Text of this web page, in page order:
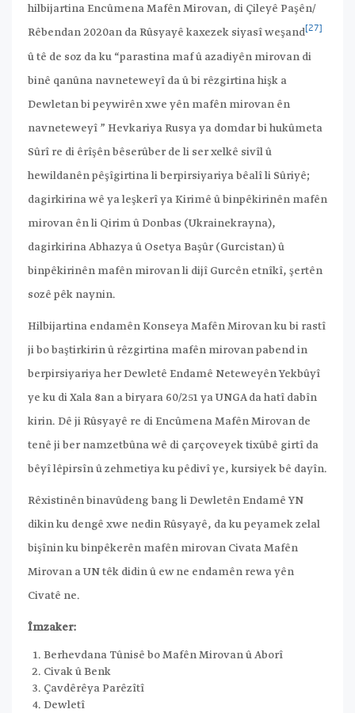
hilbijartina Encûmena Mafên Mirovan, di Çileyê Paşên/
Rêbendan 2020an da Rûsyayê kaxezek siyasî weşand[27]
û tê de soz da ku “parastina maf û azadiyên mirovan di
binê qanûna navneteweyî da û bi rêzgirtina hişk a
Dewletan bi peywirên xwe yên mafên mirovan ên
navneteweyî ” Hevkariya Rusya ya domdar bi hukûmeta
Sûrî re di êrîşên bêserûber de li ser xelkê sivîl û
hewildanên pêşîgirtina li berpirsiyariya bêalî li Sûriyê;
dagirkirina wê ya leşkerî ya Kirimê û binpêkirinên mafên
mirovan ên li Qirim û Donbas (Ukrainekrayna),
dagirkirina Abhazya û Osetya Başûr (Gurcistan) û
binpêkirinên mafên mirovan li dijî Gurcên etnîkî, şertên
sozê pêk naynin.
Hilbijartina endamên Konseya Mafên Mirovan ku bi rastî
ji bo baştirkirin û rêzgirtina mafên mirovan pabend in
berpirsiyariya her Dewletê Endamê Neteweyên Yekbûyî
ye ku di Xala 8an a biryara 60/251 ya UNGA da hatî dabîn
kirin. Dê ji Rûsyayê re di Encûmena Mafên Mirovan de
tenê ji ber namzetbûna wê di çarçoveyek tixûbê girtî da
bêyî lêpirsîn û zehmetiya ku pêdivî ye, kursiyek bê dayîn.
Rêxistinên binavûdeng bang li Dewletên Endamê YN
dikin ku dengê xwe nedin Rûsyayê, da ku peyamek zelal
bişînin ku binpêkerên mafên mirovan Civata Mafên
Mirovan a UN têk didin û ew ne endamên rewa yên
Civatê ne.
Îmzaker:
Berhevdana Tûnisê bo Mafên Mirovan û Aborî
Civak û Benk
Çavdêrêya Parêzîtî
Dewletî